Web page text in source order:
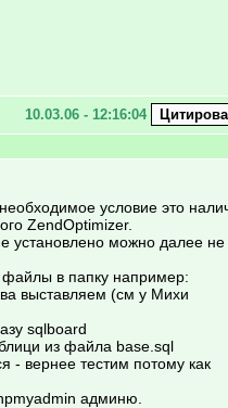
10.03.06 - 12:16:04
условие это
ZendOptimizer.
установлено можно далее не
в папку например:
выставляем (см у Михи
sqlboard
из файла base.sql
- вернее тестим потому как
админю.